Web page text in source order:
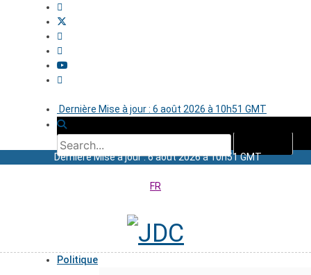
Dernière Mise à jour : 6 août 2026 à 10h51 GMT
Dernière Mise à jour : 6 août 2026 à 10h51 GMT
FR
Politique